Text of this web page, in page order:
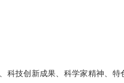
科技创新成果、科学家精神、